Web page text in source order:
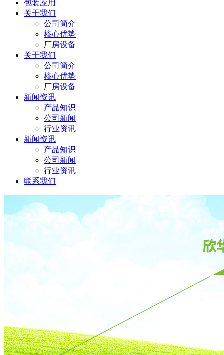
包装应用
关于我们
公司简介
核心优势
厂房设备
关于我们
公司简介
核心优势
厂房设备
新闻资讯
产品知识
公司新闻
行业资讯
新闻资讯
产品知识
公司新闻
行业资讯
联系我们